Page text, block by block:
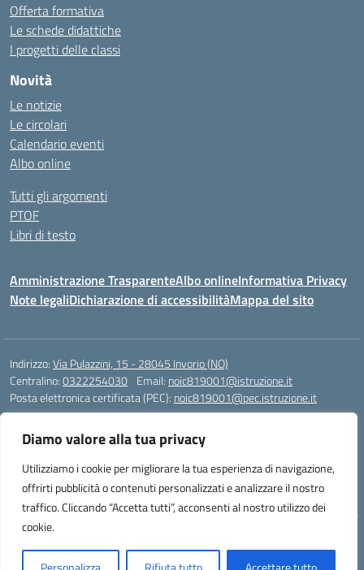
Diamo valore alla tua privacy
Utilizziamo i cookie per migliorare la tua esperienza di navigazione,
offrirti pubblicità o contenuti personalizzati e analizzare il nostro
traffico. Cliccando “Accetta tutti”, acconsenti al nostro utilizzo dei
cookie.
Offerta formativa
Le schede didattiche
I progetti delle classi
Novità
Le notizie
Le circolari
Calendario eventi
Albo online
Tutti gli argomenti
PTOF
Libri di testo
Amministrazione TrasparenteAlbo onlineInformativa Privacy
Note legaliDichiarazione di accessibilitàMappa del sito
Indirizzo:Via Pulazzini, 15 - 28045 Invorio (NO)
Centralino:0322254030 Email: noic819001@istruzione.it
Posta elettronica certificata (PEC): noic819001@pec.istruzione.it
Codice meccanografico:NOIC819001
Codice Indice delle Pubbliche Amministrazioni (IPA): istsc_noic819001
Codice unico di fatturazione (CUF): UFZ9M3